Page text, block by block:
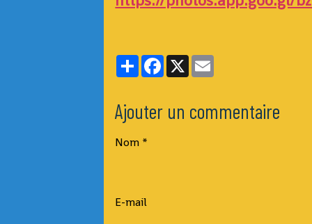
PartagerFacebook
X
Ajouter un commentaire
Nom
E-mail